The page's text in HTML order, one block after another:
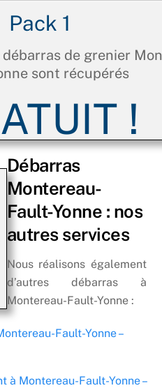
Pack 1
de grenier
sont récupérés
!
Débarras
Montereau-
Fault-Yonne : nos
autres services
Nous réalisons également
d’autres débarras à
Montereau-Fault-Yonne :
Fault-Yonne –
à Montereau-Fault-Yonne –